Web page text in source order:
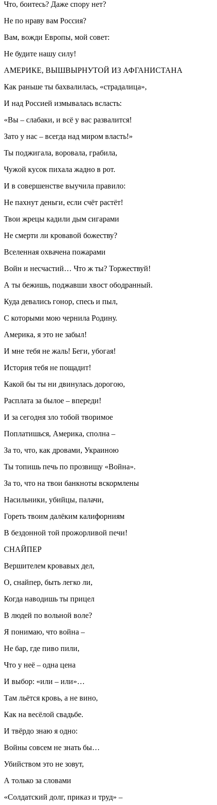
Что, боитесь? Даже спору нет?
Не по нраву вам Россия?
Вам, вожди Европы, мой совет:
Не будите нашу силу!
АМЕРИКЕ, ВЫШВЫРНУТОЙ ИЗ АФГАНИСТАНА
Как раньше ты бахвалилась, «страдалица»,
И над Россией измывалась всласть:
«Вы – слабаки, и всё у вас развалится!
Зато у нас – всегда над миром власть!»
Ты поджигала, воровала, грабила,
Чужой кусок пихала жадно в рот.
И в совершенстве выучила правило:
Не пахнут деньги, если счёт растёт!
Твои жрецы кадили дым сигарами
Не смерти ли кровавой божеству?
Вселенная охвачена пожарами
Войн и несчастий… Что ж ты? Торжествуй!
А ты бежишь, поджавши хвост ободранный.
Куда девались гонор, спесь и пыл,
С которыми мою чернила Родину.
Америка, я это не забыл!
И мне тебя не жаль! Беги, убогая!
История тебя не пощадит!
Какой бы ты ни двинулась дорогою,
Расплата за былое – впереди!
И за сегодня зло тобой творимое
Поплатишься, Америка, сполна –
За то, что, как дровами, Украиною
Ты топишь печь по прозвищу «Война».
За то, что на твои банкноты вскормлены
Насильники, убийцы, палачи,
Гореть твоим далёким калифорниям
В бездонной той прожорливой печи!
СНАЙПЕР
Вершителем кровавых дел,
О, снайпер, быть легко ли,
Когда наводишь ты прицел
В людей по вольной воле?
Я понимаю, что война –
Не бар, где пиво пили,
Что у неё – одна цена
И выбор: «или – или»…
Там льётся кровь, а не вино,
Как на весёлой свадьбе.
И твёрдо знаю я одно:
Войны совсем не знать бы…
Убийством это не зовут,
А только за словами
«Солдатский долг, приказ и труд» –